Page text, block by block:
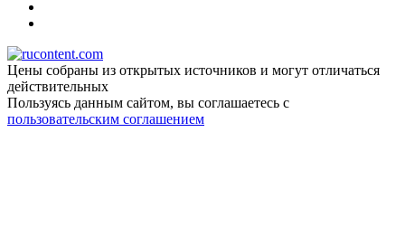
Цены собраны из открытых источников и могут отличаться
действительных
Пользуясь данным сайтом, вы соглашаетесь c
пользовательским соглашением